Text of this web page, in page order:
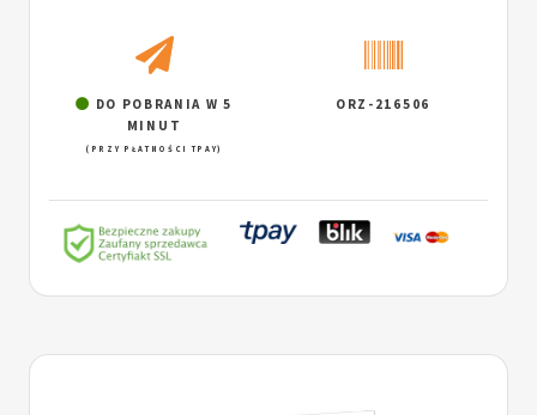
DO POBRANIA W 5
MINUT
(PRZY PŁATNOŚCI TPAY)
ORZ-216506